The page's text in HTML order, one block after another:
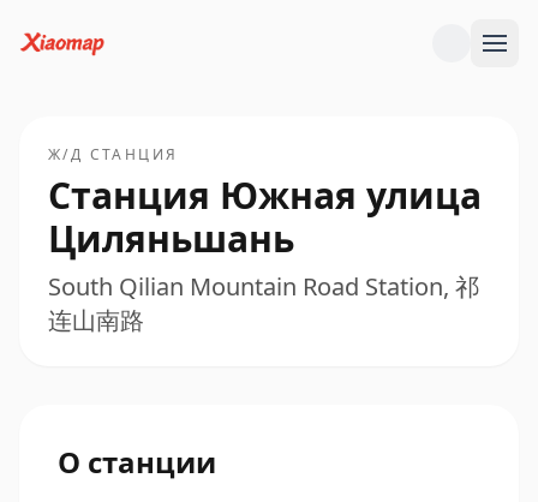
Ж/Д СТАНЦИЯ
Станция Южная улица
Циляньшань
South Qilian Mountain Road Station, 祁
连山南路
О станции